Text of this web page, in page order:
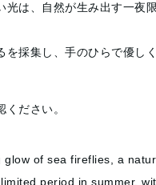
光は、自然が生み出す一夜
を採集し、手のひらで優し
ださい。
glow of sea fireflies, a
period in summer,